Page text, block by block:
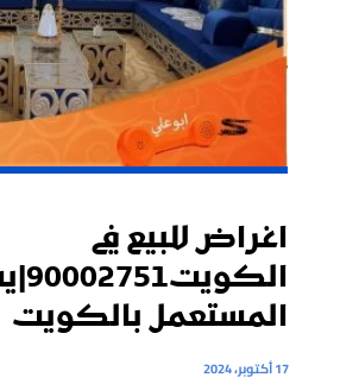
اغراض للبيع في
المستعمل بالكويت
17 أكتوبر، 2024